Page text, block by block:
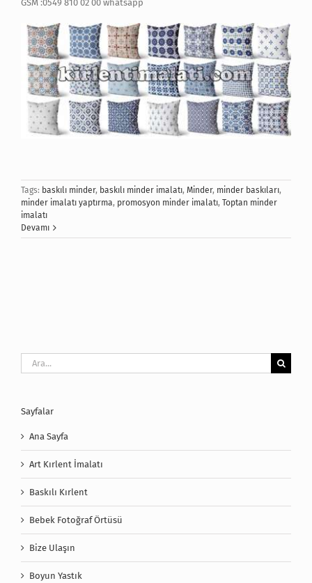
GSM :0549 810 02 00 whatsapp
Tags: baskılı minder, baskılı minder imalatı, Minder, minder baskıları,
minder imalatı yaptırma, promosyon minder imalatı, Toptan minder
imalatı
Devamı
Ara:
Sayfalar
Ana Sayfa
Art Kırlent İmalatı
Baskılı Kırlent
Bebek Fotoğraf Örtüsü
Bize Ulaşın
Boyun Yastık